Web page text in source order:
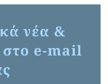
νέα &
στο e-mail